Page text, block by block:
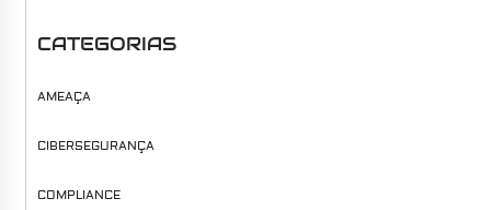
CATEGORIAS
AMEAÇA
CIBERSEGURANÇA
COMPLIANCE